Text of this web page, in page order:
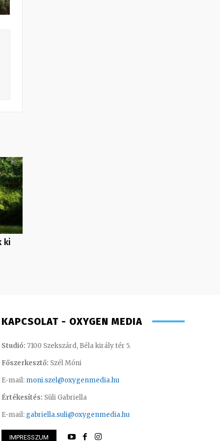
ki
– műsorvezető, riporter
KAPCSOLAT - OXYGEN MEDIA
Studió: 7100 Szekszárd, Béla király tér 5.
Főszerkesztő: Szél Móni
E-mail: moni.szel@oxygenmedia.hu
Értékesítés: Süli Gabriella
E-mail: gabriella.suli@oxygenmedia.hu
IMPRESSZUM